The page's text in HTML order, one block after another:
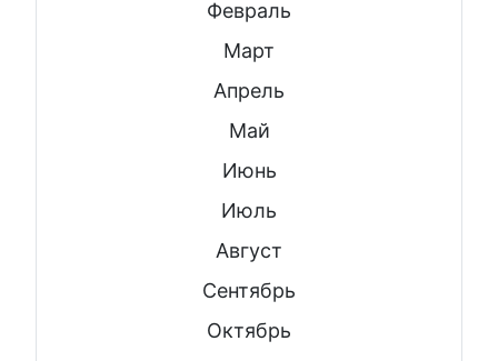
Февраль
Март
Апрель
Май
Июнь
Июль
Август
Сентябрь
Октябрь